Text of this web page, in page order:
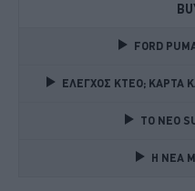
FORD
ΕΛΕΓΧΟΣ ΚΤΕΟ; ΚΑΡΤΑ
TO NEO
Η ΝΕΑ